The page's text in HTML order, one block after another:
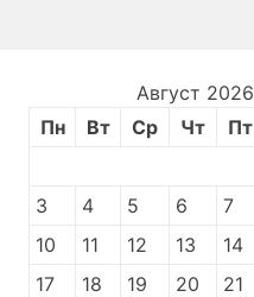
Август 2026
Пн
Вт Ср Чт Пт
3
4 5 6 7
10
11 12 13 14
17
18 19 20 21